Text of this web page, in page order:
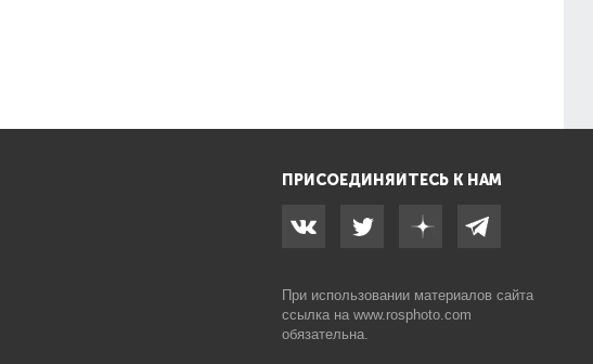
ПРИСОЕДИНЯЙТЕСЬ К НАМ
При использовании материалов сайта
ссылка на www.rosphoto.com
обязательна.